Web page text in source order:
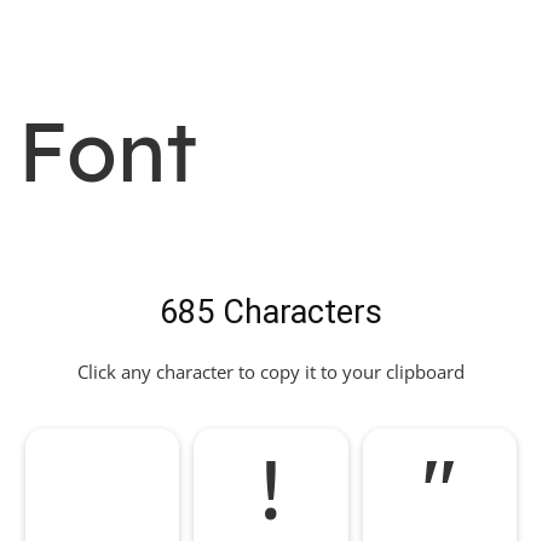
Font
685 Characters
Click any character to copy it to your clipboard
! "